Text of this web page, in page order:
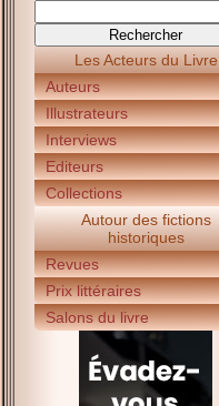
Les Acteurs du Livre
Auteurs
Illustrateurs
Interviews
Editeurs
Collections
Autour des fictions
historiques
Revues
Prix littéraires
Salons du livre